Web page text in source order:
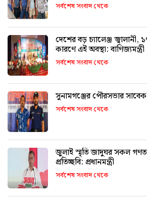
সর্বশেষ সংবাদ থেকে
দেশের বড় চ্যালেঞ্জ জ্বালানী,
কারণে এই অবস্থা: বাণিজ্যমন্ত্রী
সর্বশেষ সংবাদ থেকে
সুনামগঞ্জের পৌরসভার
সর্বশেষ সংবাদ থেকে
জুলাই স্মৃতি জাদুঘর সকল
প্রতিচ্ছবি: প্রধানমন্ত্রী
সর্বশেষ সংবাদ থেকে